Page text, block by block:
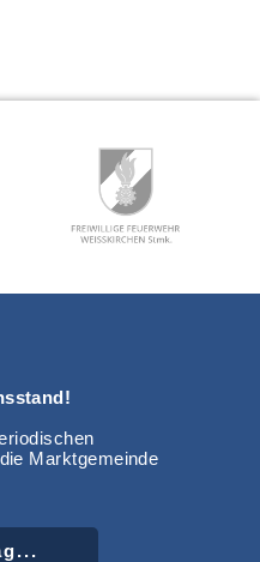
Marktgemeinde